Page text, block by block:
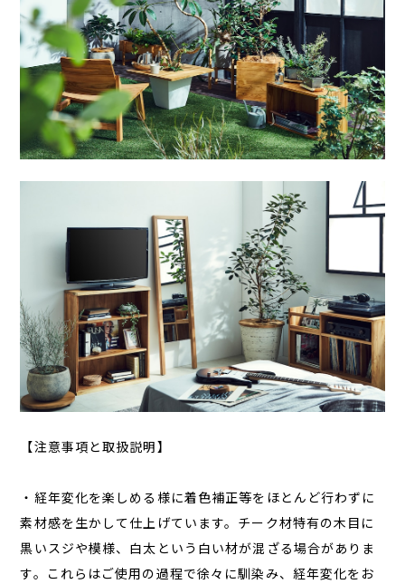
【注意事項と取扱説明】
・経年変化を楽しめる様に着色補正等をほとんど行わずに
素材感を生かして仕上げています。チーク材特有の木目に
黒いスジや模様、白太という白い材が混ざる場合がありま
す。これらはご使用の過程で徐々に馴染み、経年変化をお